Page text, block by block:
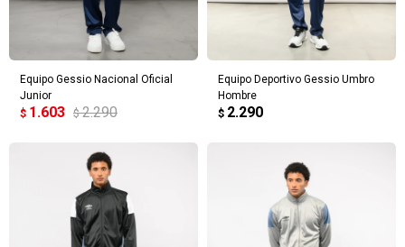
Equipo Gessio Nacional Oficial
Junior
$ 1.603 $ 2.290
Equipo Deportivo Gessio Umbro
Hombre
$ 2.290